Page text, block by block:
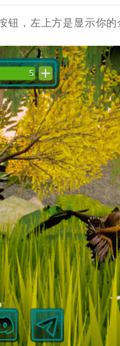
钮，左上方是显示你